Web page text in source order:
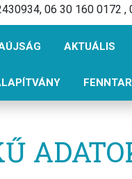
06 30 160 0172 ,
AKTUÁLIS